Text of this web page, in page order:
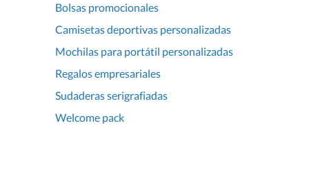
Bolsas promocionales
Camisetas deportivas personalizadas
Mochilas para portátil personalizadas
Regalos empresariales
Sudaderas serigrafiadas
Welcome pack